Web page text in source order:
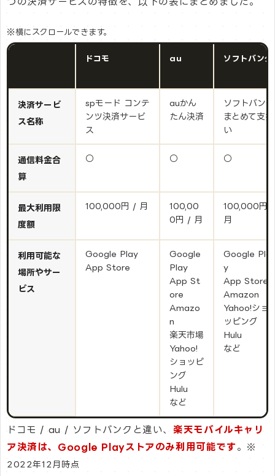
※横にスクロールできます。
ドコモ au ソフトバンク
決済サービ
ス名称
spモード コンテ
ンツ決済サービ
ス
auかん
たん決済
ソフトバンク
まとめて支払
い
通信料金合
算
○ ○ ○
最大利用限
度額
100,000円 / 月
100,00
0円 / 月
100,000円 /
月
利用可能な
場所やサー
ビス
Google Play
App Store
Google
Play
App St
ore
Amazo
n
楽天市場
Yahoo!
ショッピ
ング
Hulu
など
Google Pla
y
App Store
Amazon
Yahoo!ショ
ッピング
Hulu
など
ドコモ / au / ソフトバンクと違い、楽天モバイルキャリ
ア決済は、Google Playストアのみ利用可能です 。
※
2022年12月時点